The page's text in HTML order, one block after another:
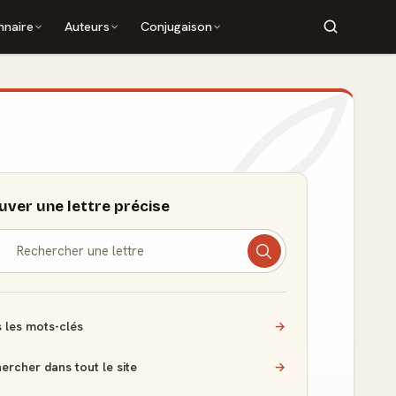
Auteurs Conjugaison
une lettre précise
les mots-clés →
dans tout le site →